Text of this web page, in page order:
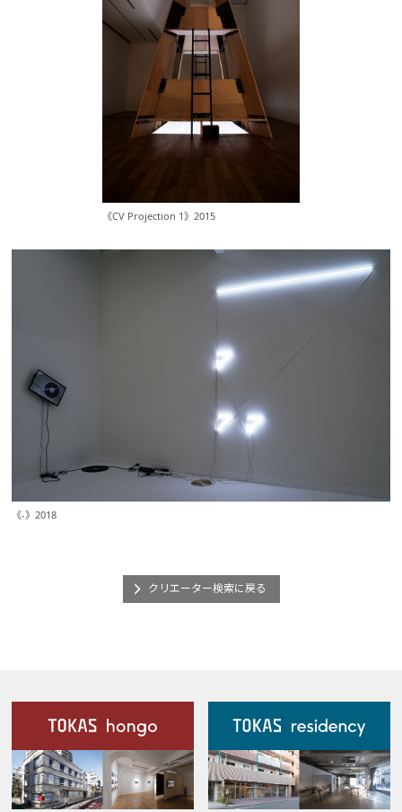
《CV Projection 1》2015
《-》2018
クリエーター検索に戻る
施設案内
Our Facilities